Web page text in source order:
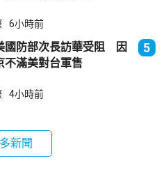
6小時前
國防部次長訪華受阻 因
不滿美對台軍售
5
4小時前
新聞